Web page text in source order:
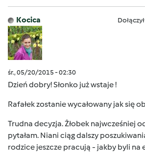
Kocica
śr., 05/20/2015 - 02:30
Dzień dobry! Słonko już wstaje !
Rafałek zostanie wycałowany jak się
Trudna decyzja. Żłobek najwcześniej
pytałam. Niani ciąg dalszy
rodzice jeszcze pracują - jakby byli na